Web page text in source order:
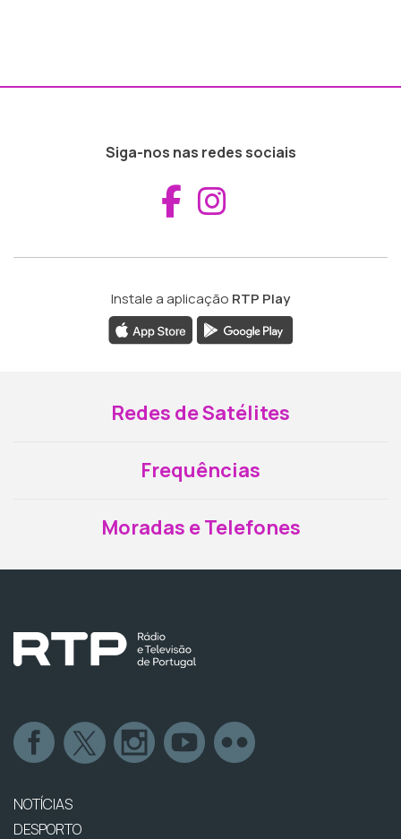
Siga-nos nas redes sociais
Aceder ao
Instale a aplicação RTP Play
Redes de Satélites
Frequências
Moradas e Telefones
NOTÍCIAS
DESPORTO